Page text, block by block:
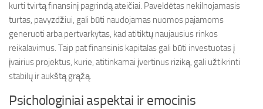
kurti tvirtą finansinį pagrindą ateičiai. Paveldėtas nekilnojamasis
turtas, pavyzdžiui, gali būti naudojamas nuomos pajamoms
generuoti arba pertvarkytas, kad atitiktų naujausius rinkos
reikalavimus. Taip pat finansinis kapitalas gali būti investuotas į
įvairius projektus, kurie, atitinkamai įvertinus riziką, gali užtikrinti
stabilų ir aukštą grąžą.
Psichologiniai aspektai ir emocinis